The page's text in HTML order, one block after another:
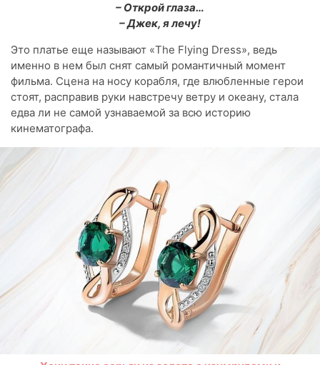
– Открой глаза…
– Джек, я лечу!
Это платье еще называют «The Flying Dress», ведь
именно в нем был снят самый романтичный момент
фильма. Сцена на носу корабля, где влюбленные герои
стоят, расправив руки навстречу ветру и океану, стала
едва ли не самой узнаваемой за всю историю
кинематографа.